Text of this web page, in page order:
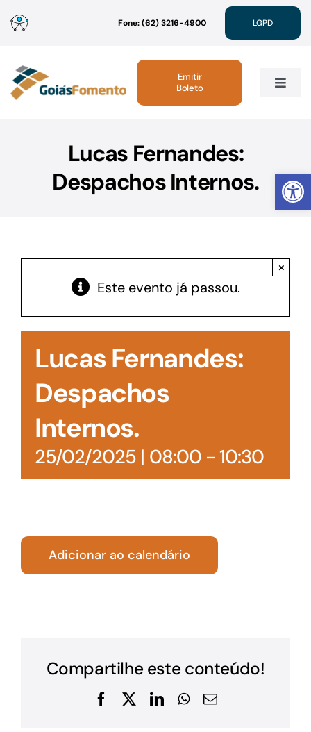
Abrir
para
conteúdo
Fone: (62) 3216-4900 LGPD
Toggle
Linhas de Crédito
Acesso à Informação
Emitir
Boleto
Lucas Fernandes:
Despachos Internos.
Este evento já passou.
×
Lucas Fernandes:
Despachos
Internos.
25/02/2025 | 08:00- 10:30
Adicionar ao calendário
Compartilhe este conteúdo!
Facebook
X LinkedInWhatsApp
E-